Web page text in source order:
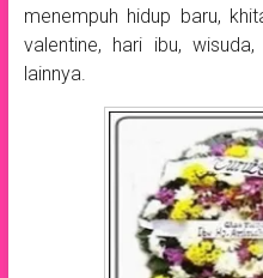
menempuh hidup baru,
valentine, hari ibu,
lainnya.